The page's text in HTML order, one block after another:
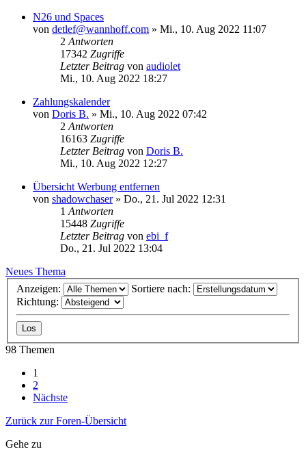
N26 und Spaces
von detlef@wannhoff.com » Mi., 10. Aug 2022 11:07
2 Antworten
17342 Zugriffe
Letzter Beitrag von audiolet
Mi., 10. Aug 2022 18:27
Zahlungskalender
von Doris B. » Mi., 10. Aug 2022 07:42
2 Antworten
16163 Zugriffe
Letzter Beitrag von Doris B.
Mi., 10. Aug 2022 12:27
Übersicht Werbung entfernen
von shadowchaser» Do., 21. Jul 2022 12:31
1 Antworten
15448 Zugriffe
Letzter Beitrag von ebi_f
Do., 21. Jul 2022 13:04
Neues Thema
Anzeigen:
Sortiere nach:
Richtung:
98 Themen
1
2
Nächste
Zurück zur Foren-Übersicht
Gehe zu